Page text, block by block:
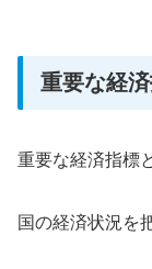
重要な経
重要な経済指標
国の経済状況を